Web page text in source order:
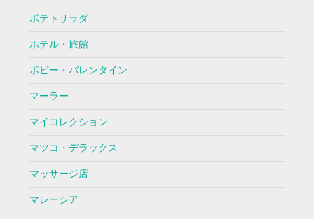
ポテトサラダ
ホテル・旅館
ボビー・バレンタイン
マーラー
マイコレクション
マツコ・デラックス
マッサージ店
マレーシア